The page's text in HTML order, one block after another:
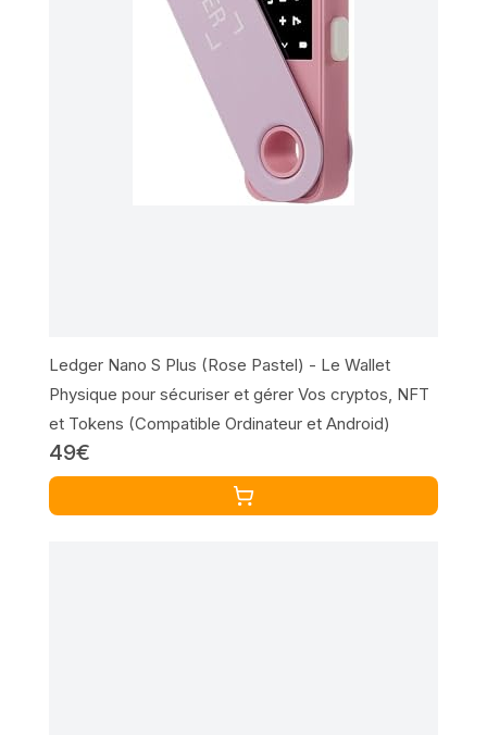
Ledger Nano S Plus (Rose Pastel) - Le Wallet
Physique pour sécuriser et gérer Vos cryptos, NFT
et Tokens (Compatible Ordinateur et Android)
49€